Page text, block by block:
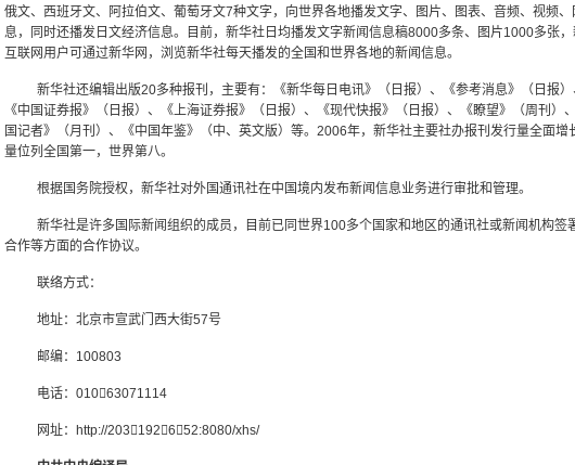
俄文、西班牙文、阿拉伯文、葡萄牙文7种文字，向世界各地播发文字、图片、图表、音频、视频
息，同时还播发日文经济信息。目前，新华社日均播发文字新闻信息稿8000多条、图片1000多张，
互联网用户可通过新华网，浏览新华社每天播发的全国和世界各地的新闻信息。
新华社还编辑出版20多种报刊，主要有：《新华每日电讯》（日报）、《参考消息》（日报）
《中国证券报》（日报）、《上海证券报》（日报）、《现代快报》（日报）、《瞭望》（周刊）
国记者》（月刊）、《中国年鉴》（中、英文版）等。2006年，新华社主要社办报刊发行量全面
量位列全国第一，世界第八。
根据国务院授权，新华社对外国通讯社在中国境内发布新闻信息业务进行审批和管理。
新华社是许多国际新闻组织的成员，目前已同世界100多个国家和地区的通讯社或新闻机构签
合作等方面的合作协议。
联络方式：
地址：北京市宣武门西大街57号
邮编：100803
电话：01063071114
网址：http://203192652:8080/xhs/